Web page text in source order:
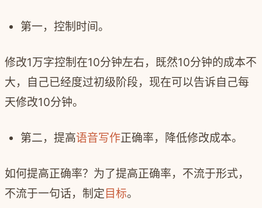
第一，控制时间。
修改1万字控制在10分钟左右，既然10分钟的成本不
大，自己已经度过初级阶段，现在可以告诉自己每
天修改10分钟。
第二，提高语音写作正确率，降低修改成本。
如何提高正确率？为了提高正确率，不流于形式，
不流于一句话，制定 目标。